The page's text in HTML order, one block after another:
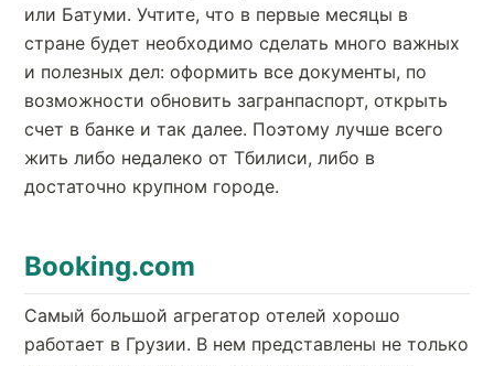
или Батуми. Учтите, что в первые месяцы в
стране будет необходимо сделать много важных
и полезных дел: оформить все документы, по
возможности обновить загранпаспорт, открыть
счет в банке и так далее. Поэтому лучше всего
жить либо недалеко от Тбилиси, либо в
достаточно крупном городе.
Booking.com
Самый большой агрегатор отелей хорошо
работает в Грузии. В нем представлены не только